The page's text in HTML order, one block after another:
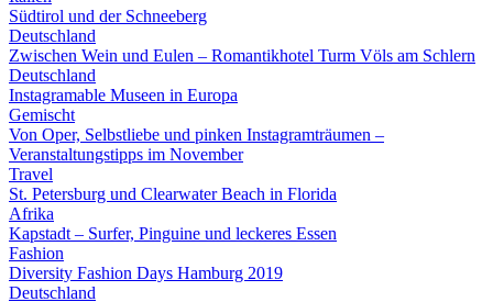
Südtirol und der Schneeberg
Deutschland
Zwischen Wein und Eulen – Romantikhotel Turm Völs am Schlern
Deutschland
Instagramable Museen in Europa
Gemischt
Von Oper, Selbstliebe und pinken Instagramträumen –
Veranstaltungstipps im November
Travel
St. Petersburg und Clearwater Beach in Florida
Afrika
Kapstadt – Surfer, Pinguine und leckeres Essen
Fashion
Diversity Fashion Days Hamburg 2019
Deutschland